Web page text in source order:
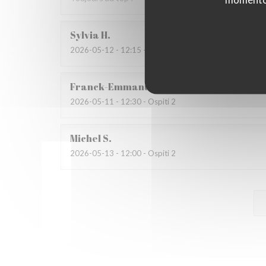
SylviaH
2026-05-12 - 12:15 - Ospiti 2
Franck-Emmanuel
2026-05-11 - 12:30 - Ospiti 2
MichelS
2026-05-13 - 12:00 - Ospiti 2